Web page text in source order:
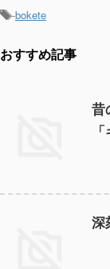
-bokete
おすすめ記事
昔
深